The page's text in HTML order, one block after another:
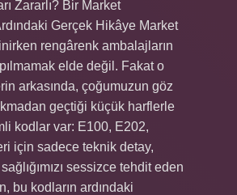
Zararlı? Bir Market
Gerçek Hikâye Market
rengârenk ambalajların
elde değil. Fakat o
arkasında, çoğumuzun göz
geçtiği küçük harflerle
kodlar var: E100, E202,
için sadece teknik detay,
sessizce tehdit eden
bu kodların ardındaki